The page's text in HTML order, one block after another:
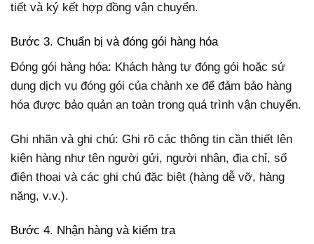
tiết và ký kết hợp đồng vận chuyển.
Bước 3. Chuẩn bị và đóng gói hàng hóa
Đóng gói hàng hóa: Khách hàng tự đóng gói hoặc sử
dụng dịch vụ đóng gói của chành xe để đảm bảo hàng
hóa được bảo quản an toàn trong quá trình vận chuyển.
Ghi nhãn và ghi chú: Ghi rõ các thông tin cần thiết lên
kiện hàng như tên người gửi, người nhận, địa chỉ, số
điện thoại và các ghi chú đặc biệt (hàng dễ vỡ, hàng
nặng, v.v.).
Bước 4. Nhận hàng và kiểm tra